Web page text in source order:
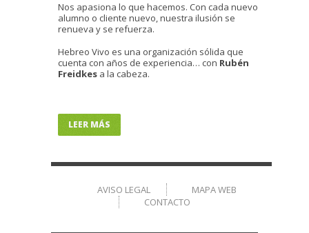
Nos apasiona lo que hacemos. Con cada nuevo
alumno o cliente nuevo, nuestra ilusión se
renueva y se refuerza.
Hebreo Vivo es una organización sólida que
cuenta con años de experiencia… con Rubén
Freidkes a la cabeza.
LEER MÁS
AVISO LEGAL
MAPA WEB
CONTACTO